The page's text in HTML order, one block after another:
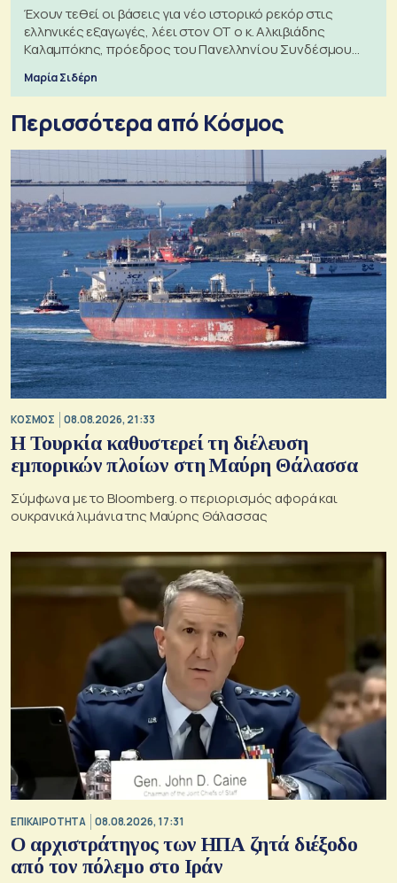
Έχουν τεθεί οι βάσεις για νέο ιστορικό ρεκόρ στις
ελληνικές εξαγωγές, λέει στον ΟΤ ο κ. Αλκιβιάδης
Καλαμπόκης, πρόεδρος του Πανελληνίου Συνδέσμου
Μαρία Σιδέρη
Περισσότερα από Κόσμος
ΚΟΣΜΟΣ 08.08.2026, 21:33
Η Τουρκία καθυστερεί τη διέλευση
εμπορικών πλοίων στη Μαύρη Θάλασσα
Σύμφωνα με το Bloomberg. ο περιορισμός αφορά και
ουκρανικά λιμάνια της Μαύρης Θάλασσας
ΕΠΙΚΑΙΡΟΤΗΤΑ 08.08.2026, 17:31
Ο αρχιστράτηγος των ΗΠΑ ζητά διέξοδο
από τον πόλεμο στο Ιράν